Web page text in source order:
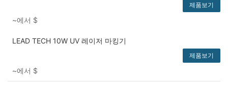
~에서 $
제품보기
LEAD TECH 10W UV 레이저 마킹기
~에서 $
제품보기